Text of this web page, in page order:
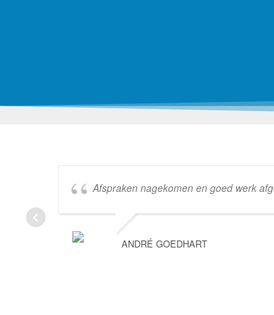
Afspraken nagekomen en goed werk
ANDRÉ GOEDHART